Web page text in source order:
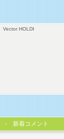
Vector HOLDI
新着コメント